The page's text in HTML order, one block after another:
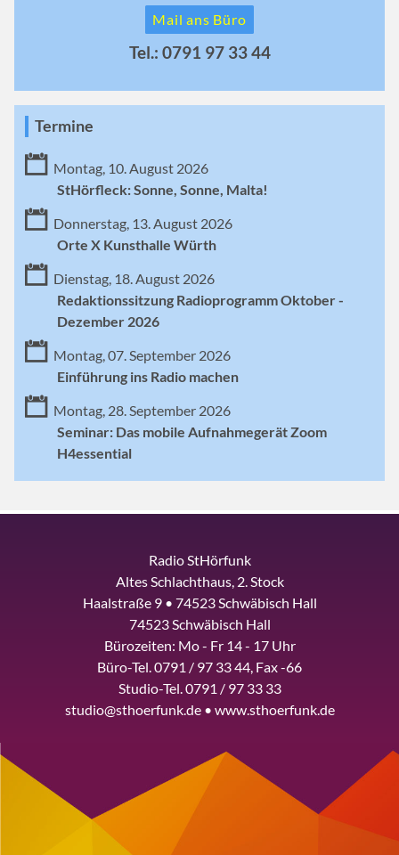
Mail ans Büro
Tel.: 0791 97 33 44
Termine
Montag, 10. August 2026
StHörfleck: Sonne, Sonne, Malta!
Donnerstag, 13. August 2026
Orte X Kunsthalle Würth
Dienstag, 18. August 2026
Redaktionssitzung Radioprogramm Oktober -
Dezember 2026
Montag, 07. September 2026
Einführung ins Radio machen
Montag, 28. September 2026
Seminar: Das mobile Aufnahmegerät Zoom
H4essential
Radio StHörfunk
Altes Schlachthaus, 2. Stock
Haalstraße 9 • 74523 Schwäbisch Hall
74523 Schwäbisch Hall
Bürozeiten: Mo - Fr 14 - 17 Uhr
Büro-Tel. 0791 / 97 33 44, Fax -66
Studio-Tel. 0791 / 97 33 33
studio@sthoerfunk.de • www.sthoerfunk.de